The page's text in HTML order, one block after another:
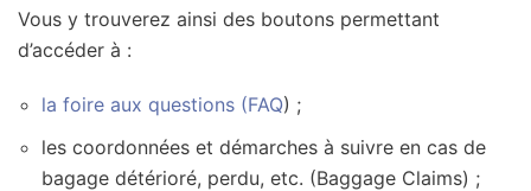
Vous y trouverez ainsi des boutons permettant
d’accéder à :
la foire aux questions (FAQ) ;
les coordonnées et démarches à suivre en cas de
bagage détérioré, perdu, etc. (Baggage Claims) ;